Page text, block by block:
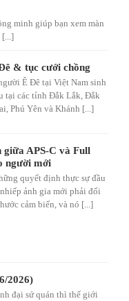
minh giúp bạn xem màn
& tục cưới chồng
Ê Đê tại Việt Nam sinh
tại các tỉnh Đắk Lắk, Đắk
Phú Yên và Khánh [...]
giữa APS-C và Full
người mới
quyết định thực sự đầu
ảnh gia mới phải đối
cảm biến, và nó [...]
2026)
đại sứ quán thì thế giới